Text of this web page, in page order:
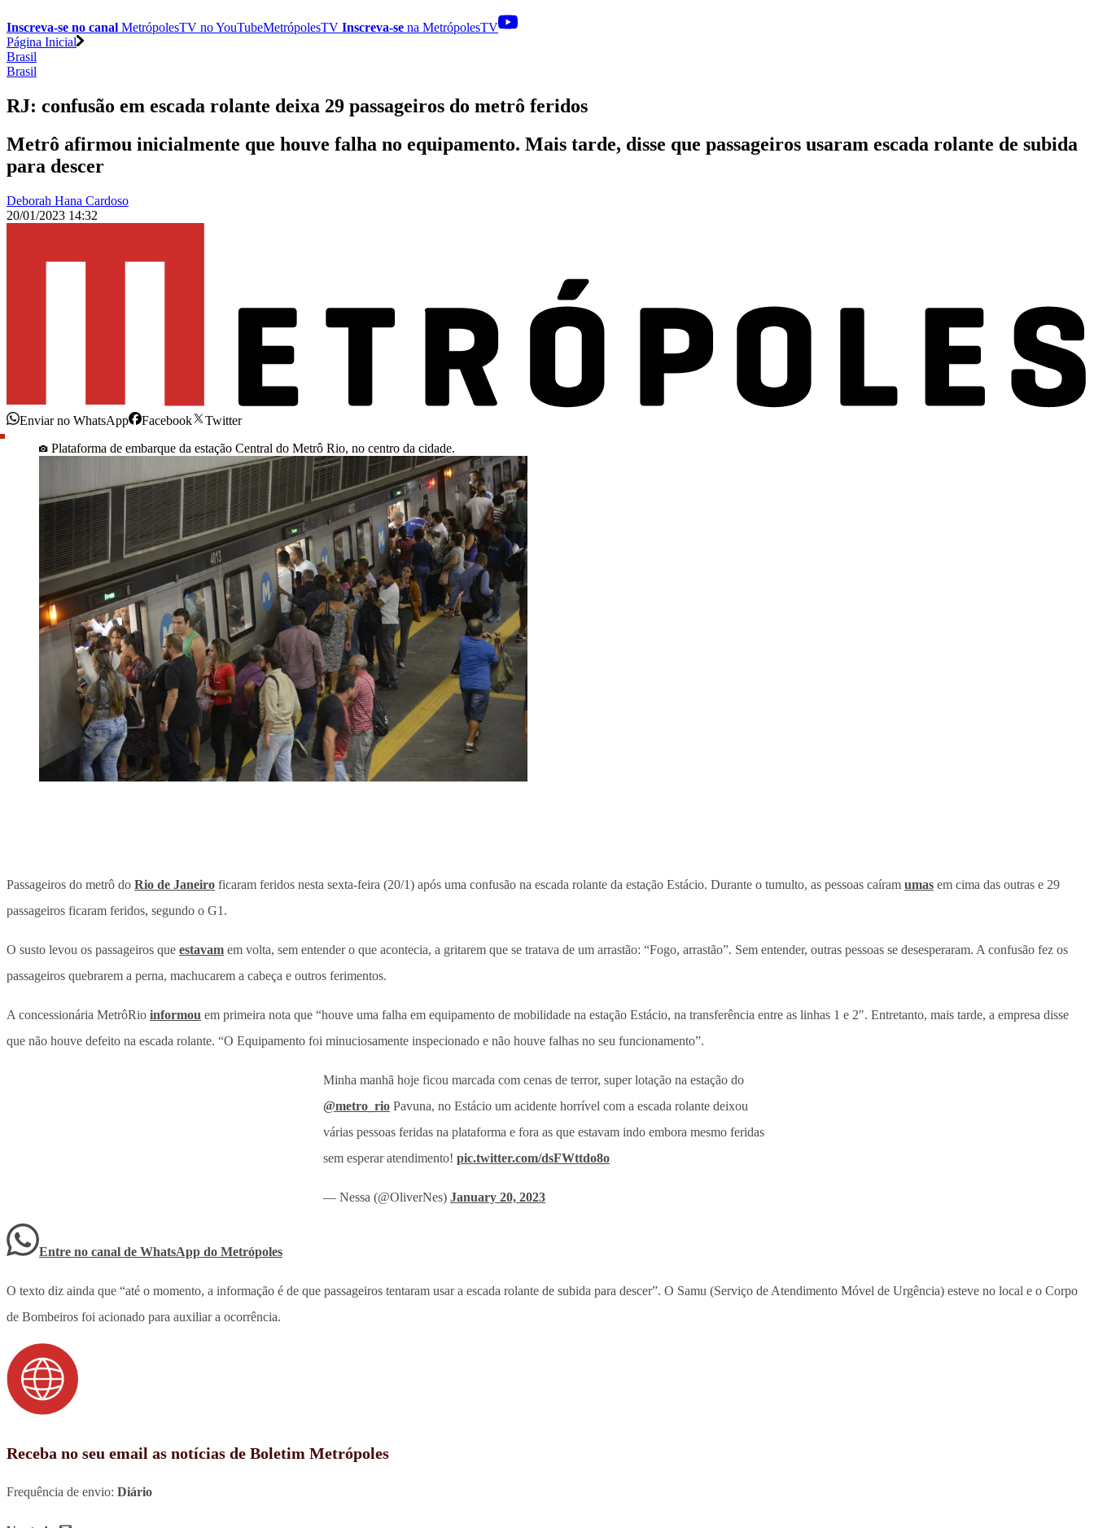
Inscreva-se no canal MetrópolesTV noYouTubeMetrópolesTV Inscreva-se na MetrópolesTV
Página Inicial
Brasil
Brasil
RJ: confusão em escada rolante deixa 29 passageiros do metrô feridos
Metrô afirmou inicialmente que houve falha no equipamento. Mais tarde, disse que passageiros usaram escada rolante de subida
para descer
Deborah Hana Cardoso
20/01/2023 14:32
Enviar no WhatsApp Facebook
Twitter
Plataforma de embarque da estação Central do Metrô Rio, no centro da cidade.
Passageiros do metrô do Rio de Janeiro ficaram feridos nesta sexta-feira (20/1) após uma confusão na escada rolante da estação Estácio. Durante o tumulto, as pessoas caíram umas em cima das outras e 29
passageiros ficaram feridos, segundo o G1.
O susto levou os passageiros que estavam em volta, sem entender o que acontecia, a gritarem que se tratava de um arrastão: “Fogo, arrastão”. Sem entender, outras pessoas se desesperaram. A confusão fez os
passageiros quebrarem a perna, machucarem a cabeça e outros ferimentos.
A concessionária MetrôRio informou em primeira nota que “houve uma falha em equipamento de mobilidade na estação Estácio, na transferência entre as linhas 1 e 2″. Entretanto, mais tarde, a empresa disse
que não houve defeito na escada rolante. “O Equipamento foi minuciosamente inspecionado e não houve falhas no seu funcionamento”.
Minha manhã hoje ficou marcada com cenas de terror, super lotação na estação do
@metro_rio Pavuna, no Estácio um acidente horrível com a escada rolante deixou
várias pessoas feridas na plataforma e fora as que estavam indo embora mesmo feridas
sem esperar atendimento! pic.twitter.com/dsFWttdo8o
— Nessa (@OliverNes) January 20, 2023
Entre no canal de WhatsApp do Metrópoles
O texto diz ainda que “até o momento, a informação é de que passageiros tentaram usar a escada rolante de subida para descer”. O Samu (Serviço de Atendimento Móvel de Urgência) esteve no local e o Corpo
de Bombeiros foi acionado para auxiliar a ocorrência.
Receba no seu email as notícias de Boletim Metrópoles
Frequência de envio: Diário